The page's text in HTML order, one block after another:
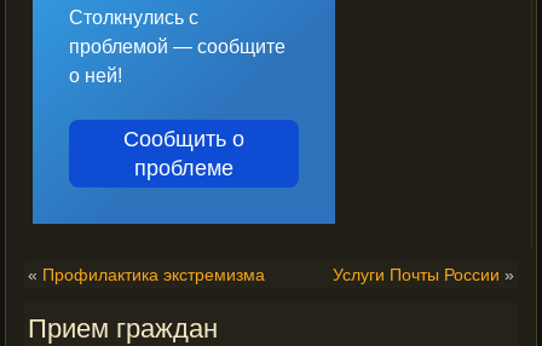
Столкнулись с
проблемой — сообщите
о ней!
Сообщить о
проблеме
« Профилактика экстремизма Услуги Почты России »
Прием граждан